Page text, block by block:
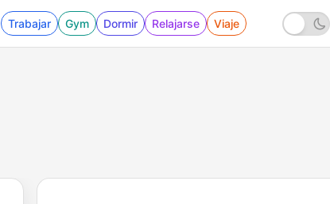
Trabajar Gym Dormir Relajarse Viaje